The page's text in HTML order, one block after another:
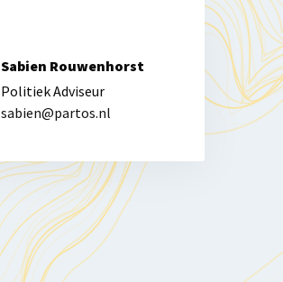
Sabien Rouwenhorst
Politiek Adviseur
sabien@partos.nl